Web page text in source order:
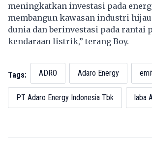
meningkatkan investasi pada
membangun kawasan industri
dunia dan berinvestasi pada rantai
kendaraan listrik,” terang Boy.
Tags: ADRO Adaro Energy
PT Adaro Energy Indonesia Tbk laba